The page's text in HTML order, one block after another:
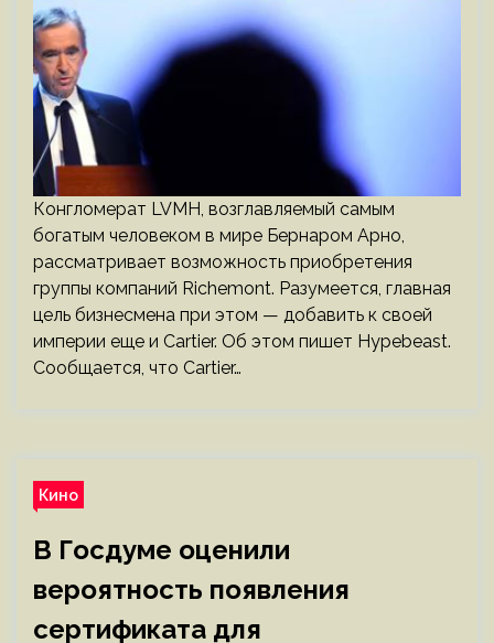
Конгломерат LVMH, возглавляемый самым
богатым человеком в мире Бернаром Арно,
рассматривает возможность приобретения
группы компаний Richemont. Разумеется, главная
цель бизнесмена при этом — добавить к своей
империи еще и Cartier. Об этом пишет Hypebeast.
Сообщается, что Cartier…
Кино
В Госдуме оценили
вероятность появления
сертификата для